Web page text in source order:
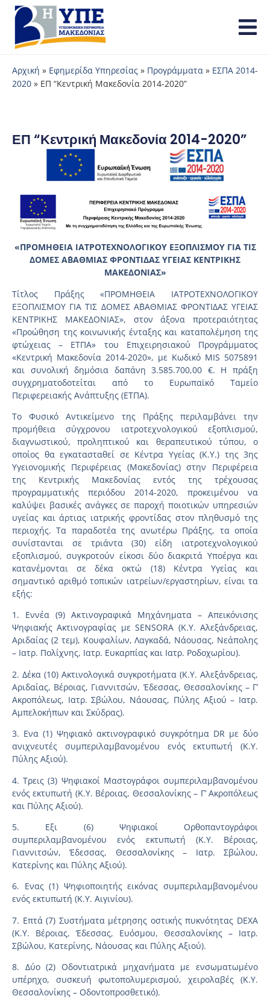
Αρχική » Εφημερίδα Υπηρεσίας » Προγράμματα » ΕΣΠΑ 2014-
2020 » ΕΠ “Κεντρική Μακεδονία 2014-2020”
ΕΠ “Κεντρική Μακεδονία 2014-2020”
«ΠΡΟΜΗΘΕΙΑ ΙΑΤΡΟΤΕΧΝΟΛΟΓΙΚΟΥ ΕΞΟΠΛΙΣΜΟΥ ΓΙΑ ΤΙΣ
ΔΟΜΕΣ Α΄ΒΑΘΜΙΑΣ ΦΡΟΝΤΙΔΑΣ ΥΓΕΙΑΣ ΚΕΝΤΡΙΚΗΣ
ΜΑΚΕΔΟΝΙΑΣ»
Τίτλος Πράξης «ΠΡΟΜΗΘΕΙΑ ΙΑΤΡΟΤΕΧΝΟΛΟΓΙΚΟΥ
ΕΞΟΠΛΙΣΜΟΥ ΓΙΑ ΤΙΣ ΔΟΜΕΣ Α΄ΒΑΘΜΙΑΣ ΦΡΟΝΤΙΔΑΣ ΥΓΕΙΑΣ
ΚΕΝΤΡΙΚΗΣ ΜΑΚΕΔΟΝΙΑΣ», στον άξονα προτεραιότητας
«Προώθηση της κοινωνικής ένταξης και καταπολέμηση της
φτώχειας – ΕΤΠΑ» του Επιχειρησιακού Προγράμματος
«Κεντρική Μακεδονία 2014-2020», με Κωδικό MIS 5075891
και συνολική δημόσια δαπάνη 3.585.700,00 €. Η πράξη
συγχρηματοδοτείται από το Ευρωπαϊκό Ταμείο
Περιφερειακής Ανάπτυξης (ΕΤΠΑ).
Το Φυσικό Αντικείμενο της Πράξης περιλαμβάνει την
προμήθεια σύγχρονου ιατροτεχνολογικού εξοπλισμού,
διαγνωστικού, προληπτικού και θεραπευτικού τύπου, ο
οποίος θα εγκατασταθεί σε Κέντρα Υγείας (K.Y.) της 3ης
Υγειονομικής Περιφέρειας (Μακεδονίας) στην Περιφέρεια
της Κεντρικής Μακεδονίας εντός της τρέχουσας
προγραμματικής περιόδου 2014-2020, προκειμένου να
καλύψει βασικές ανάγκες σε παροχή ποιοτικών υπηρεσιών
υγείας και άρτιας ιατρικής φροντίδας στον πληθυσμό της
περιοχής. Τα παραδοτέα της ανωτέρω Πράξης, τα οποία
συνίστανται σε τριάντα (30) είδη ιατροτεχνολογικού
εξοπλισμού, συγκροτούν είκοσι δύο διακριτά Υποέργα και
κατανέμονται σε δέκα οκτώ (18) Κέντρα Υγείας και
σημαντικό αριθμό τοπικών ιατρείων/εργαστηρίων, είναι τα
εξής:
1. Εννέα (9) Ακτινογραφικά Μηχάνηματα – Απεικόνισης
Ψηφιακής Ακτινογραφίας με SENSORA (Κ.Υ. Αλεξάνδρειας,
Αριδαίας (2 τεμ), Κουφαλίων, Λαγκαδά, Νάουσας, Νεάπολης
– Ιατρ. Πολίχνης, Ιατρ. Ευκαρπίας και Ιατρ. Ροδοχωρίου).
2. Δέκα (10) Ακτινολογικά συγκροτήματα (Κ.Υ. Αλεξάνδρειας,
Αριδαίας, Βέροιας, Γιαννιτσών, Έδεσσας, Θεσσαλονίκης – Γ’
Ακροπόλεως, Ιατρ. Σβώλου, Νάουσας, Πύλης Αξιού – Ιατρ.
Αμπελοκήπων και Σκύδρας).
3. Ενα (1) Ψηφιακό ακτινογραφικό συγκρότημα DR με δύο
ανιχνευτές συμπεριλαμβανομένου ενός εκτυπωτή (Κ.Υ.
Πύλης Αξιού).
4. Τρεις (3) Ψηφιακοί Μαστογράφοι συμπεριλαμβανομένου
ενός εκτυπωτή (Κ.Υ. Βέροιας, Θεσσαλονίκης – Γ’ Ακροπόλεως
και Πύλης Αξιού).
5. Εξι (6) Ψηφιακοί Ορθοπαντογράφοι
συμπεριλαμβανομένου ενός εκτυπωτή (Κ.Υ. Βέροιας,
Γιαννιτσών, Έδεσσας, Θεσσαλονίκης – Ιατρ. Σβώλου,
Κατερίνης και Πύλης Αξιού).
6. Ενας (1) Ψηφιοποιητής εικόνας συμπεριλαμβανομένου
ενός εκτυπωτή (Κ.Υ. Αιγινίου).
7. Επτά (7) Συστήματα μέτρησης οστικής πυκνότητας DEXA
(Κ.Υ. Βέροιας, Έδεσσας, Ευόσμου, Θεσσαλονίκης – Ιατρ.
Σβώλου, Κατερίνης, Νάουσας και Πύλης Αξιού).
8. Δύο (2) Οδοντιατρικά μηχανήματα με ενσωματωμένο
υπέρηχο, συσκευή φωτοπολυμερισμού, χειρολαβές (Κ.Υ.
Θεσσαλονίκης – Οδοντοπροσθετικό).